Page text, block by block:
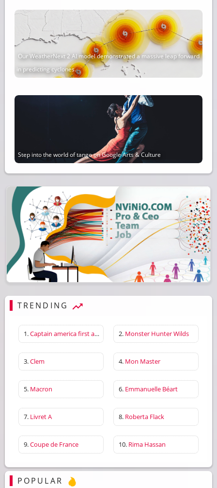
Our WeatherNext 2 AI model demonstrated a massive leap forward
in predicting cyclones.
Step into the world of tango on Google Arts & Culture
TRENDING
1.Captain america first avenger 2. Monster Hunter Wilds
3.Clem 4. Mon Master
5. Macron 6. Emmanuelle Béart
7. Livret A 8. Roberta Flack
9.Coupe de France 10. Rima Hassan
POPULAR